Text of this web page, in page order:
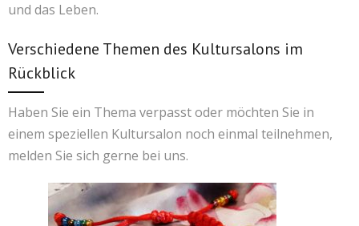
Business
Kontakt联系我们
und das Leben.
Verschiedene Themen des Kultursalons im
Rückblick
Haben Sie ein Thema verpasst oder möchten Sie in
einem speziellen Kultursalon noch einmal teilnehmen,
melden Sie sich gerne bei uns.